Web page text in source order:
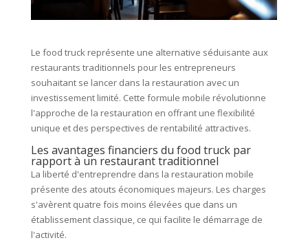
Le food truck représente une alternative séduisante aux
restaurants traditionnels pour les entrepreneurs
souhaitant se lancer dans la restauration avec un
investissement limité. Cette formule mobile révolutionne
l'approche de la restauration en offrant une flexibilité
unique et des perspectives de rentabilité attractives.
Les avantages financiers du food truck par
rapport à un restaurant traditionnel
La liberté d'entreprendre dans la restauration mobile
présente des atouts économiques majeurs. Les charges
s'avèrent quatre fois moins élevées que dans un
établissement classique, ce qui facilite le démarrage de
l'activité.